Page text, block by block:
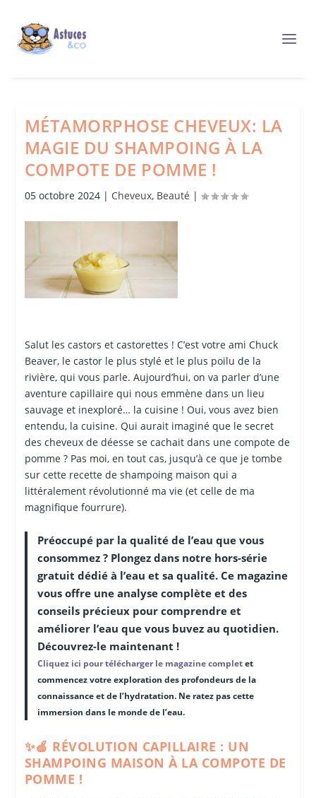
MÉTAMORPHOSE CHEVEUX: LA
MAGIE DU SHAMPOING À LA
COMPOTE DE POMME !
05 octobre 2024| Cheveux, Beauté |
Salut les castors et castorettes ! C’est votre ami Chuck
Beaver, le castor le plus stylé et le plus poilu de la
rivière, qui vous parle. Aujourd’hui, on va parler d’une
aventure capillaire qui nous emmène dans un lieu
sauvage et inexploré… la cuisine ! Oui, vous avez bien
entendu, la cuisine. Qui aurait imaginé que le secret
des cheveux de déesse se cachait dans une compote de
pomme ? Pas moi, en tout cas, jusqu’à ce que je tombe
sur cette recette de shampoing maison qui a
littéralement révolutionné ma vie (et celle de ma
magnifique fourrure).
Préoccupé par la qualité de l’eau que vous
consommez ? Plongez dans notre hors-série
gratuit dédié à l’eau et sa qualité. Ce magazine
vous offre une analyse complète et des
conseils précieux pour comprendre et
améliorer l’eau que vous buvez au quotidien.
Découvrez-le maintenant !
Cliquez ici pour télécharger le magazine completet
commencez votre exploration des profondeurs de la
connaissance et de l’hydratation. Ne ratez pas cette
immersion dans le monde de l’eau.
✨🍏 RÉVOLUTION CAPILLAIRE : UN
SHAMPOING MAISON À LA COMPOTE DE
POMME !